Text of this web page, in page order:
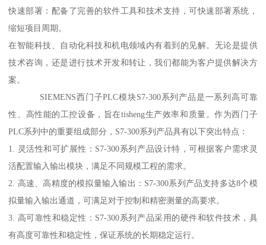
快速部署：配备了完善的软件工具和技术支持，可快速部署系统，
缩短项目周期。
在智能科技、自动化科技和机电领域内有着到的见解。无论是提供
技术咨询，还是进行技术开发和转让，我们都能为客户提供解决方
案。
SIEMENS西门子PLC模块S7-300系列产品是一系列高可靠
性、高性能的工控设备，旨在tisheng生产效率和质量。作为西门子
PLC系列中的重要组成部分，S7-300系列产品具有以下突出特点：
1. 灵活性和可扩展性：S7-300系列产品设计特，可根据客户需求灵
活配置输入输出模块，满足不同规模工程的需求。
2. 高速、高精度的模拟量输入输出：S7-300系列产品支持多达8个模
拟量输入输出通道，可满足对于控制和精密测量的高要求。
3. 高可靠性和稳定性：S7-300系列产品采用的硬件和软件技术，具
有高度可靠性和稳定性，保证系统的长期稳定运行。